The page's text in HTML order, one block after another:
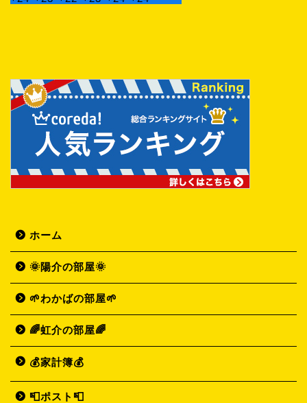
ホーム
🌞陽介の部屋🌞
🌱わかばの部屋🌱
🌈虹介の部屋🌈
💰家計簿💰
📮ポスト📮